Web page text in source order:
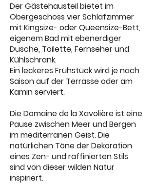
Der Gästehausteil bietet im
Obergeschoss vier Schlafzimmer
mit Kingsize- oder Queensize-Bett,
eigenem Bad mit ebenerdiger
Dusche, Toilette, Fernseher und
Kühlschrank.
Ein leckeres Frühstück wird je nach
Saison auf der Terrasse oder am
Kamin serviert.
Die Domaine de la Xavolière ist eine
Pause zwischen Meer und Bergen
im mediterranen Geist. Die
natürlichen Töne der Dekoration
eines Zen- und raffinierten Stils
sind von dieser wilden Natur
inspiriert.